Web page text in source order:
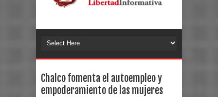
Chalco fomenta el autoempleo y
empoderamiento de las mujeres